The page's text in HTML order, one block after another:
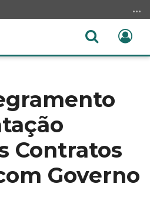
Abrir
Contratos
Governo